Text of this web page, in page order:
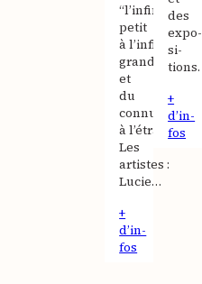
“l’infiniment
petit
à l’infiniment
grand”
et
du
connu
à l’étrange.
Les
artistes :
Lucie…
+
d’in­
fos
des
expo­
si­
tions.
+
d’in­
fos